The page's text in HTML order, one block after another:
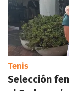
Tenis
Selección